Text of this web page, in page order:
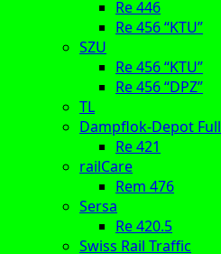
Re 446
Re 456 “KTU”
SZU
Re 456 “KTU”
Re 456 “DPZ”
TL
Dampflok-Depot Full
Re 421
railCare
Rem 476
Sersa
Re 420.5
Swiss Rail Traffic